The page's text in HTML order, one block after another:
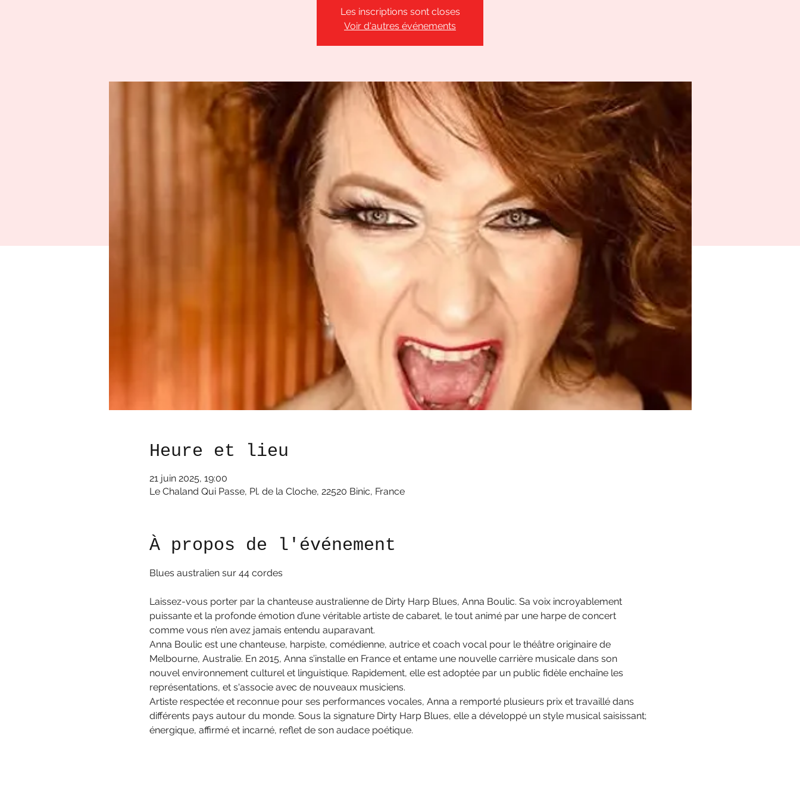
Les inscriptions sont closes
Voir d'autres événements
Heure et lieu
21 juin 2025, 19:00
Le Chaland Qui Passe, Pl. de la Cloche, 22520 Binic, France
À propos de l'événement
Blues australien sur 44 cordes
Laissez-vous porter par la chanteuse australienne de Dirty Harp Blues, Anna Boulic. Sa voix incroyablement
puissante et la profonde émotion d’une véritable artiste de cabaret, le tout animé par une harpe de concert
comme vous n’en avez jamais entendu auparavant.
Anna Boulic est une chanteuse, harpiste, comédienne, autrice et coach vocal pour le théâtre originaire de
Melbourne, Australie. En 2015, Anna s’installe en France et entame une nouvelle carrière musicale dans son
nouvel environnement culturel et linguistique. Rapidement, elle est adoptée par un public fidèle enchaîne les
représentations, et s'associe avec de nouveaux musiciens.
Artiste respectée et reconnue pour ses performances vocales, Anna a remporté plusieurs prix et travaillé dans
différents pays autour du monde. Sous la signature Dirty Harp Blues, elle a développé un style musical saisissant;
énergique, affirmé et incarné, reflet de son audace poétique.